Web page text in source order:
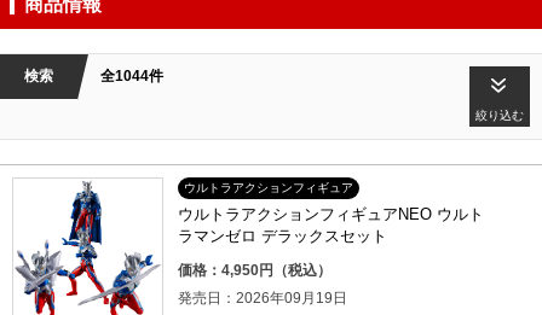
商品情報
検索 全1044件
絞り込む
ウルトラアクションフィギュア
ウルトラアクションフィギュアNEO ウルト
ラマンゼロ デラックスセット
価格：4,950円（税込）
発売日：2026年09月19日